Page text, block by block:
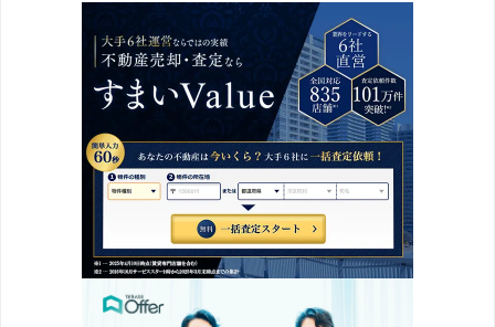
13.9%
2019/08 10.4%
2019/09
2019/10 7.2%
3.3%